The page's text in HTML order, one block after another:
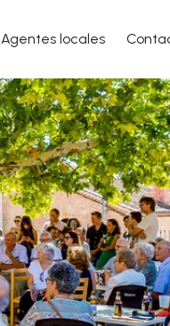
Agentes locales